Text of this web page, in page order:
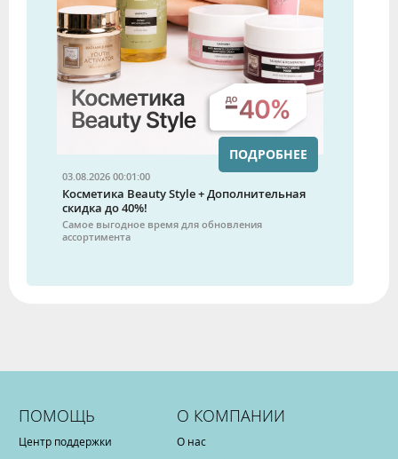
03.08.2026 00:01:00
Косметика Beauty Style + Дополнительная
скидка до 40%!
Самое выгодное время для обновления
ассортимента
ПОДРОБНЕЕ
ПОМОЩЬ
Центр поддержки
О КОМПАНИИ
О нас